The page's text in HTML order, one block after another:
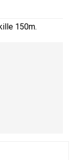
150m.